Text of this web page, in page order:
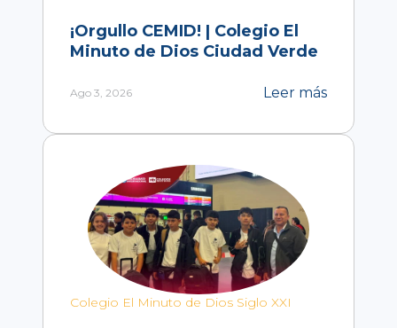
¡Orgullo CEMID! | Colegio El
Minuto de Dios Ciudad Verde
Ago 3, 2026 Leer más
Colegio El Minuto de Dios Siglo XXI